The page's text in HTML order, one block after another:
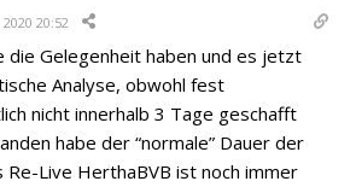
20:52
die Gelegenheit haben und es jetzt
Analyse, obwohl fest
nicht innerhalb 3 Tage geschafft
habe der “normale” Dauer der
Re-Live HerthaBVB ist noch immer